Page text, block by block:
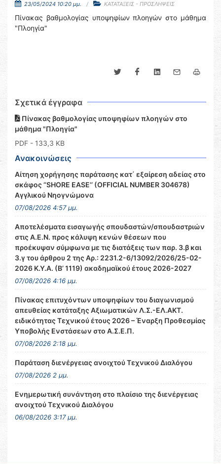
23/05/2024 10:20 μμ. ΚΑΤΑΤΑΞΕΙΣ - ΠΡΟΣΛΗΨΕΙΣ
Πίνακας βαθμολογίας υποψηφίων πλοηγών στο μάθημα
"Πλοηγία"
Σχετικά έγγραφα
Πίνακας βαθμολογίας υποψηφίων πλοηγών στο
μάθημα "Πλοηγία"
PDF - 133,3 KB
Ανακοινώσεις
Αίτηση χορήγησης παράτασης κατ΄ εξαίρεση αδείας στο
σκάφος ‘’SHORE EASE’’ (OFFICIAL NUMBER 304678)
Αγγλικού Νηογνώμονα
07/08/2026 4:57 μμ.
Αποτελέσματα εισαγωγής σπουδαστών/σπουδαστριών
στις Α.Ε.Ν. προς κάλυψη κενών θέσεων που
προέκυψαν σύμφωνα με τις διατάξεις των παρ. 3.β και
3.γ του άρθρου 2 της Αρ.: 2231.2-6/13092/2026/25-02-
2026 Κ.Υ.Α. (Β’ 1119) ακαδημαϊκού έτους 2026-2027
07/08/2026 4:16 μμ.
Πίνακας επιτυχόντων υποψηφίων του διαγωνισμού
απευθείας κατάταξης Αξιωματικών Λ.Σ.-ΕΛ.ΑΚΤ.
ειδικότητας Τεχνικού έτους 2026 – Έναρξη Προθεσμίας
Υποβολής Ενστάσεων στο Α.Σ.Ε.Π.
07/08/2026 2:18 μμ.
Παράταση διενέργειας ανοιχτού Τεχνικού Διαλόγου
07/08/2026 2 μμ.
Ενημερωτική συνάντηση στο πλαίσιο της διενέργειας
ανοιχτού Τεχνικού Διαλόγου
06/08/2026 3:17 μμ.